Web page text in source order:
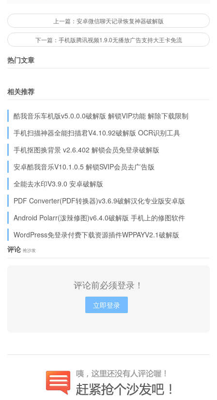
上一篇：安卓微信聊天记录恢复神器破解版
下一篇：手机版腾讯视频1.9.0无播放广告支持大王卡免流
热门文章
相关推荐
酷我音乐车机版v5.0.0.0破解版 解锁VIP功能 解除下载限制
手机扫描神器全能扫描君V4.10.92破解版 OCR识别工具
手机抠图换背景 v2.6.402 解锁会员免登录破解版
安卓酷我音乐V10.1.0.5 解锁SVIP会员去广告版
全能去水印V3.9.0 安卓破解版
PDF Converter(PDF转换器)v3.6.9破解汉化专业版安卓版
Android Polarr(泼辣修图)v6.4.0破解版 手机上的修图软件
WordPress免登录付费下载资源插件WPPAYV2.1破解版
评论 抢沙发
评论前必须登录！
立即登录